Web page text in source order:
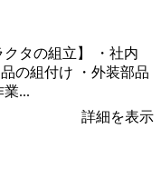
タの組立】 ・社内
の組付け ・外装部品
...
詳細を表示